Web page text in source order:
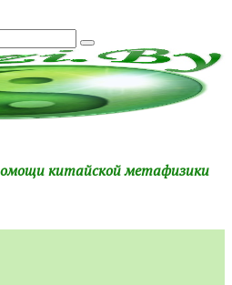
китайской метафизики